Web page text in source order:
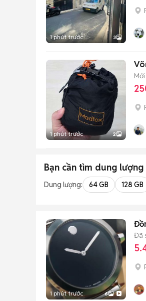
1 phút trước 3
1 phút trước 2
Mới
Bạn cần tìm dung lượng
Dung lượng: 64 GB 128 GB
1 phút trước 6
Đã